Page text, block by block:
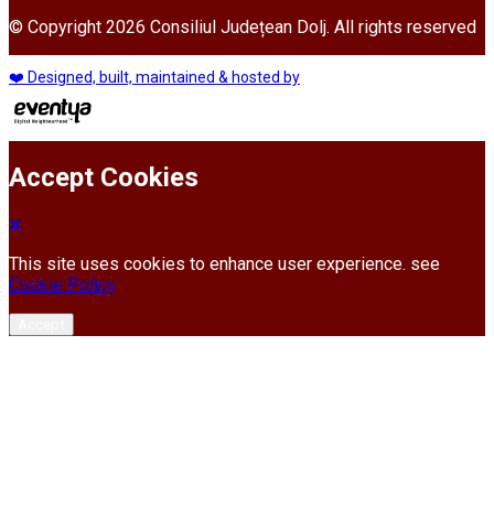
© Copyright 2026 Consiliul Județean Dolj. All rights reserved
❤️ Designed, built, maintained & hosted by
Accept Cookies
This site uses cookies to enhance user experience. see
Cookie Policy